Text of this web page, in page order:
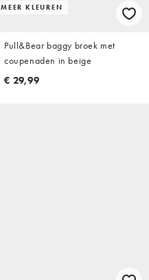
MEER KLEUREN
Pull&Bear baggy broek met
coupenaden in beige
€ 29,99